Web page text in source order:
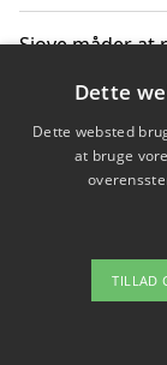
Sjove måder at
Hvor finder
Om
Dette
Dette websted
at bruge
TILLAD